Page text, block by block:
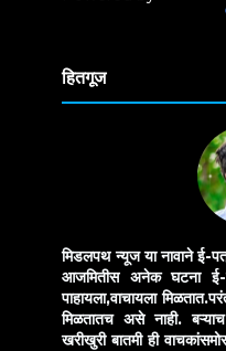
हितगूज
मिडलपथ न्यूज या नावाने ई-
आजमितीस अनेक घटना ई-
पाहायला,वाचायला
मिळतातच असे नाही.
खरीखुरी बातमी ही